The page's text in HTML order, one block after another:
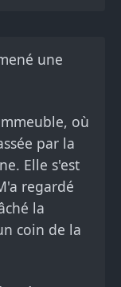
une
où
par la
Elle s'est
regardé
la
coin de la